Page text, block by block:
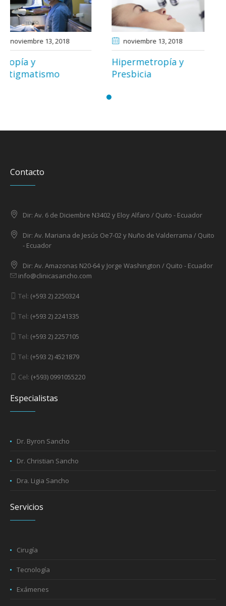
noviembre 13
Hipermetropía y
Presbicia
noviembre 15
Queratocono
Contacto
Dir: Av. 6 de Diciembre N3402 y Eloy Alfaro / Quito - Ecuador
Dir: Av. Mariana de Jesús Oe7-02 y Nuño de Valderrama / Quito
- Ecuador
Dir: Av. Amazonas N20-64 y Jorge Washington / Quito - Ecuador
info@clinicasancho.com
Tel: (+593 2) 2250324
Tel: (+593 2) 2241335
Tel: (+593 2) 2257105
Tel: (+593 2) 4521879
Cel: (+593) 0991055220
Especialistas
Dr. Byron Sancho
Dr. Christian Sancho
Dra. Ligia Sancho
Servicios
Cirugía
Tecnología
Exámenes